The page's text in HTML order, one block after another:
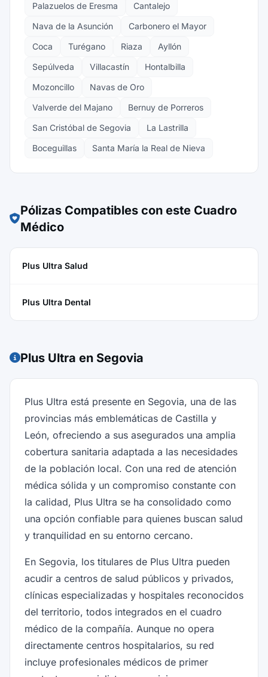
Palazuelos de Eresma
Cantalejo
Nava de la Asunción
Carbonero el Mayor
Coca
Turégano Riaza
Ayllón
Sepúlveda
Villacastín
Hontalbilla
Mozoncillo
Navas de Oro
Valverde del Majano
Bernuy de Porreros
San Cristóbal de Segovia
La Lastrilla
Boceguillas
Santa María la Real de Nieva
Pólizas Compatibles con este Cuadro
Médico
Plus Ultra Salud
Plus Ultra Dental
Plus Ultra en Segovia
Plus Ultra está presente en Segovia, una de las
provincias más emblemáticas de Castilla y
León, ofreciendo a sus asegurados una amplia
cobertura sanitaria adaptada a las necesidades
de la población local. Con una red de atención
médica sólida y un compromiso constante con
la calidad, Plus Ultra se ha consolidado como
una opción confiable para quienes buscan salud
y tranquilidad en su entorno cercano.
En Segovia, los titulares de Plus Ultra pueden
acudir a centros de salud públicos y privados,
clínicas especializadas y hospitales reconocidos
del territorio, todos integrados en el cuadro
médico de la compañía. Aunque no opera
directamente centros hospitalarios, su red
incluye profesionales médicos de primer